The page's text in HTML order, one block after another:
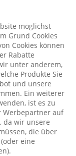
möglichst
Grund Cookies
Cookies können
Rabatte
unter anderem,
Produkte Sie
und unsere
Ein weiterer
ist es zu
Werbepartner auf
da wir unsere
die über
eine